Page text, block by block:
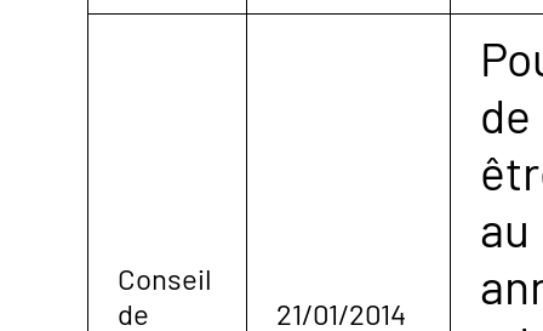
Conseil
de
21/01/2014